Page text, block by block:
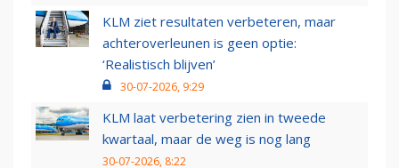
KLM ziet resultaten verbeteren, maar
achteroverleunen is geen optie:
‘Realistisch blijven’
30-07-2026, 9:29
KLM laat verbetering zien in tweede
kwartaal, maar de weg is nog lang
30-07-2026, 8:22